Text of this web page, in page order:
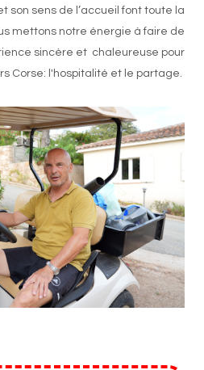
son sens de l’accueil font toute la
mettons notre énergie à faire de
sincère et chaleureuse pour
Corse: l'hospitalité et le partage.